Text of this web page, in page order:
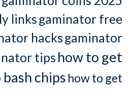
linksgaminator free
hacksgaminator
tips how to get
chips how to get